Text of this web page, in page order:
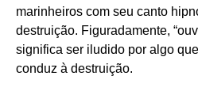
marinheiros com seu canto
destruição. Figuradamente,
significa ser iludido por algo
conduz à destruição.